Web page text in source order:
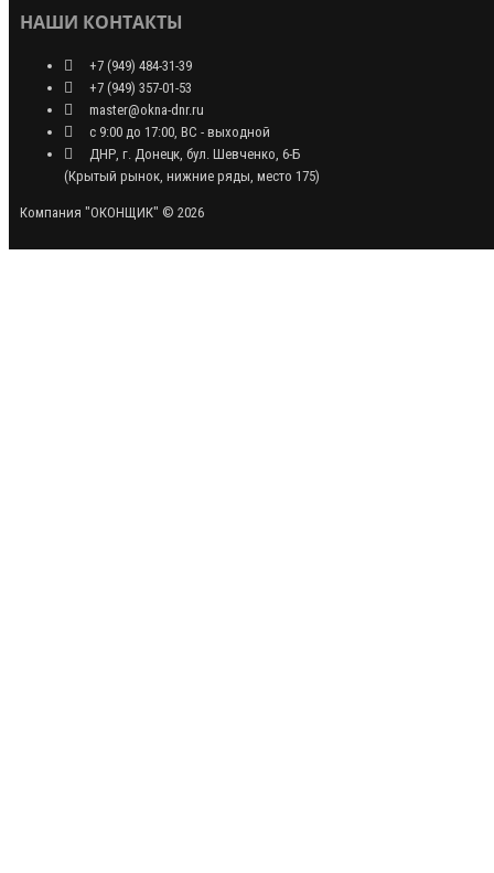
НАШИ КОНТАКТЫ
+7 (949) 484-31-39
+7 (949) 357-01-53
master@okna-dnr.ru
с 9:00 до 17:00, ВС - выходной
ДНР, г. Донецк, бул. Шевченко, 6-Б
(Крытый рынок, нижние ряды, место 175)
Компания "ОКОНЩИК" © 2026